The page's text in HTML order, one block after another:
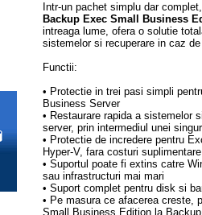
Intr-un pachet simplu dar
Backup Exec Small Business
intreaga lume, ofera o solutie
sistemelor si recuperare in caz
Functii:
• Protectie in trei pasi simpli
Business Server
• Restaurare rapida a sistemelor
server, prin intermediul unei
• Protectie de incredere pentru
Hyper-V, fara costuri suplimentare
• Suportul poate fi extins catre
sau infrastructuri mai mari
• Suport complet pentru disk si
• Pe masura ce afacerea creste,
Small Business Edition la